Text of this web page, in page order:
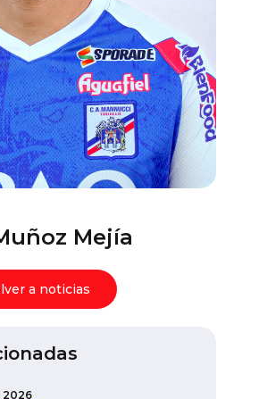
Mejía
a noticias
2026